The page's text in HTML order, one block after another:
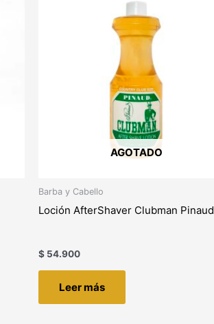
AGOTADO
Barba y Cabello
Loción AfterShaver Clubman Pinaud
$ 54.900
Leer más